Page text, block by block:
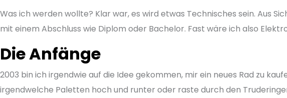
Was ich werden wollte? Klar war, es wird etwas Technisches sein. Aus
mit einem Abschluss wie Diplom oder Bachelor. Fast wäre ich also
Die Anfänge
2003 bin ich irgendwie auf die Idee gekommen, mir ein neues Rad zu
irgendwelche Paletten hoch und runter oder raste durch den